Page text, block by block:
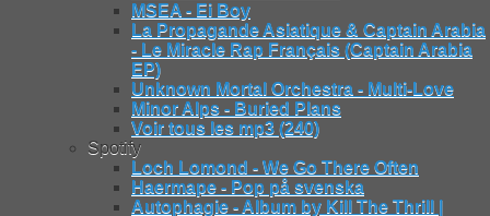
MSEA - Ei Boy
La Propagande Asiatique & Captain Arabia
- Le Miracle Rap Français (Captain Arabia
EP)
Unknown Mortal Orchestra - Multi-Love
Minor Alps - Buried Plans
Voir tous les mp3 (240)
Spotify
Loch Lomond - We Go There Often
Haermape - Pop på svenska
Autophagie - Album by Kill The Thrill |